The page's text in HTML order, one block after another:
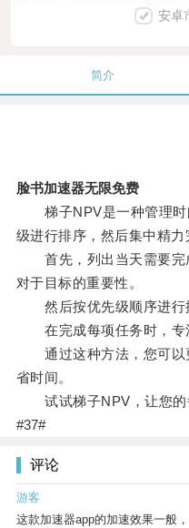
安卓
简介
脸书加速器无限免费
梯子NPV是一种管理时
级进行排序，然后集中精力
首先，列出当天需要完
对于目标的重要性。
然后按优先级顺序进行
在完成每项任务时，专
通过这种方法，您可以
省时间。
试试梯子NPV，让您的
#37#
评论
游客
这款加速器app的加速效果一般